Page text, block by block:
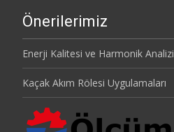
Önerilerimiz
Enerji Kalitesi ve Harmonik Analizi
Kaçak Akım Rölesi Uygulamaları